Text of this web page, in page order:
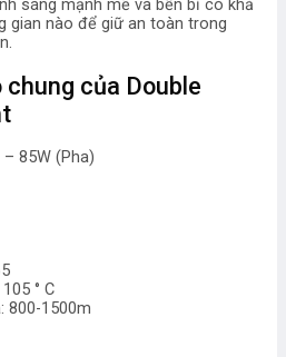
sáng mạnh mẽ và bền bỉ có khả
gian nào để giữ an toàn trong
của Double
85W (Pha)
° C
800-1500m